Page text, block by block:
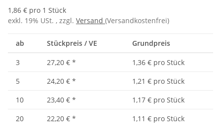
1,86 € pro 1 Stück
exkl. 19% USt. , zzgl. Versand (Versandkostenfrei)
ab Stückpreis / VE Grundpreis
3 27,20 € *
1,36 € pro Stück
5
24,20 € *
1,21 € pro Stück
10
23,40 € *
1,17 € pro Stück
20
22,20 € * 1,11 € pro Stück